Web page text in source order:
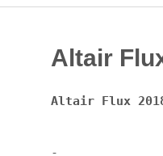
Altair
Altair Flux
-